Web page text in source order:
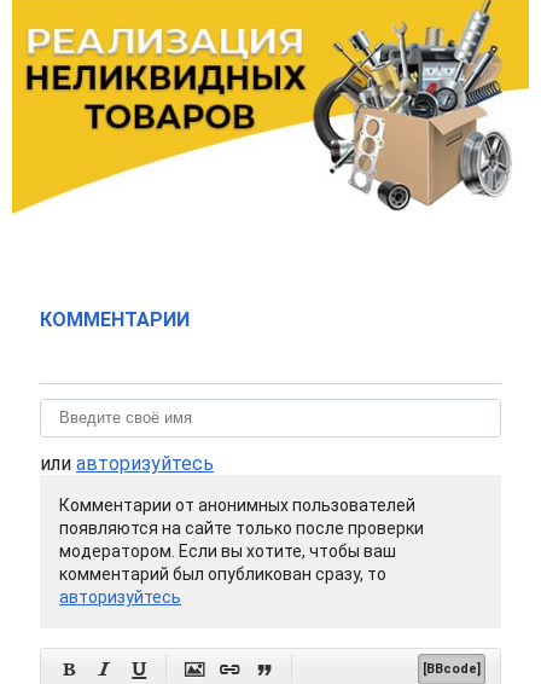
КОММЕНТАРИИ
или авторизуйтесь
Комментарии от анонимных пользователей
появляются на сайте только после проверки
модератором. Если вы хотите, чтобы ваш
комментарий был опубликован сразу, то
авторизуйтесь
      [BBcode]